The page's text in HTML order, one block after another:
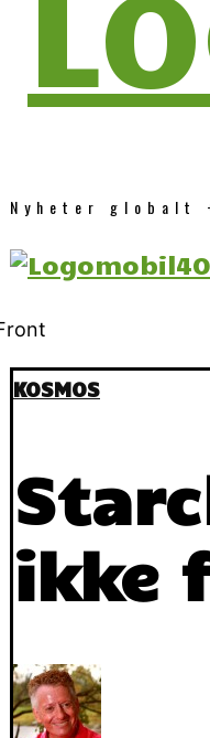
Nyheter globalt
KOSMOS
ikke